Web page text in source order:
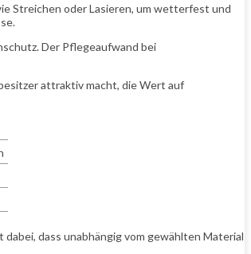
Streichen oder Lasieren, um wetterfest und
Der Pflegeaufwand bei
attraktiv macht, die Wert auf
dass unabhängig vom gewählten Material